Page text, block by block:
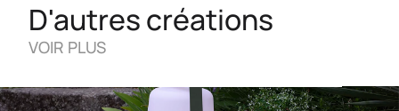
D'autres créations
VOIR PLUS